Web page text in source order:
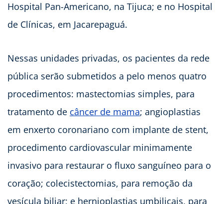
Hospital Pan-Americano, na Tijuca; e no Hospital
de Clínicas, em Jacarepaguá.
Nessas unidades privadas, os pacientes da rede
pública serão submetidos a pelo menos quatro
procedimentos: mastectomias simples, para
tratamento de câncer de mama; angioplastias
em enxerto coronariano com implante de stent,
procedimento cardiovascular minimamente
invasivo para restaurar o fluxo sanguíneo para o
coração; colecistectomias, para remoção da
vesícula biliar; e hernioplastias umbilicais, para